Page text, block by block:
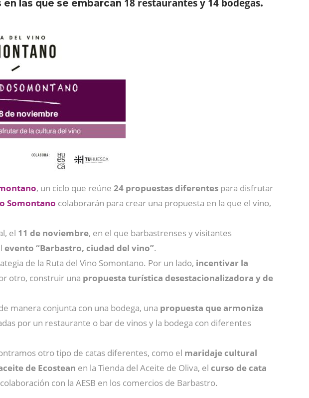
las que se embarcan 18 restaurantes y 14 bodegas.
, un ciclo que reúne 24 propuestas diferentes para disfrutar
Somontano colaborarán para crear una propuesta en la que el vino,
el 11 de noviembre, en el que barbastrenses y visitantes
evento “Barbastro, ciudad del vino”.
de la Ruta del Vino Somontano. Por un lado, incentivar la
otro, construir una propuesta turística desestacionalizadora y de
manera conjunta con una bodega, una propuesta que armoniza
por un restaurante o bar de vinos y la bodega con diferentes
otro tipo de catas diferentes, como el maridaje cultural
de Ecostean en la Tienda del Aceite de Oliva, el curso de cata
con la AESB en los comercios de Barbastro.